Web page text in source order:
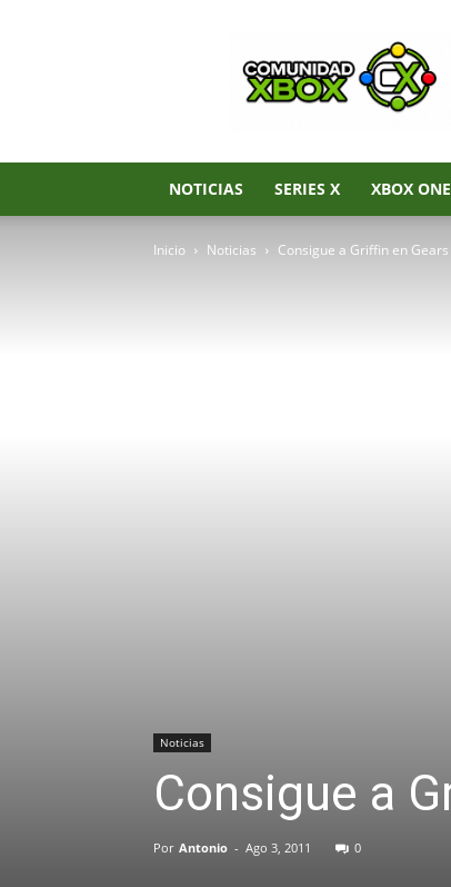
Noticias
de
Xbox
Series
Xbox
One
360
NOTICIAS SERIES X XBOX
Inicio Noticias Consigue a Griffin en
Noticias
Consigue a
Por Antonio - Ago 3, 2011 0